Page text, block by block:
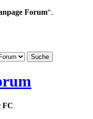
Forum“.
FC